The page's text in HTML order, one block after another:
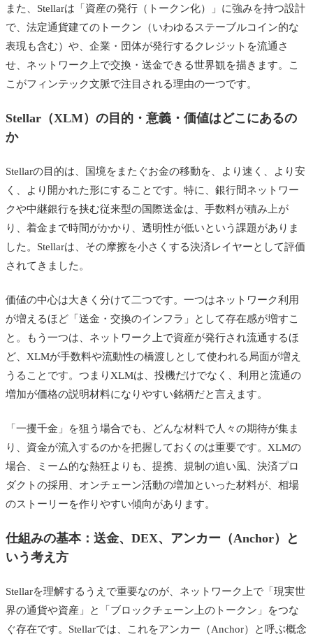
また、Stellarは「資産の発行（トークン化）」に強みを持つ設計
で、法定通貨建てのトークン（いわゆるステーブルコイン的な
表現も含む）や、企業・団体が発行するクレジットを流通さ
せ、ネットワーク上で交換・送金できる世界観を描きます。こ
こがフィンテック文脈で注目される理由の一つです。
Stellar（XLM）の目的・意義・価値はどこにあるの
か
Stellarの目的は、国境をまたぐお金の移動を、より速く、より安
く、より開かれた形にすることです。特に、銀行間ネットワー
クや中継銀行を挟む従来型の国際送金は、手数料が積み上が
り、着金まで時間がかかり、透明性が低いという課題がありま
した。Stellarは、その摩擦を小さくする決済レイヤーとして評価
されてきました。
価値の中心は大きく分けて二つです。一つはネットワーク利用
が増えるほど「送金・交換のインフラ」として存在感が増すこ
と。もう一つは、ネットワーク上で資産が発行され流通するほ
ど、XLMが手数料や流動性の橋渡しとして使われる局面が増え
うることです。つまりXLMは、投機だけでなく、利用と流通の
増加が価格の説明材料になりやすい銘柄だと言えます。
「一攫千金」を狙う場合でも、どんな材料で人々の期待が集ま
り、資金が流入するのかを把握しておくのは重要です。XLMの
場合、ミーム的な熱狂よりも、提携、規制の追い風、決済プロ
ダクトの採用、オンチェーン活動の増加といった材料が、相場
のストーリーを作りやすい傾向があります。
仕組みの基本：送金、DEX、アンカー（Anchor）と
いう考え方
Stellarを理解するうえで重要なのが、ネットワーク上で「現実世
界の通貨や資産」と「ブロックチェーン上のトークン」をつな
ぐ存在です。Stellarでは、これをアンカー（Anchor）と呼ぶ概念